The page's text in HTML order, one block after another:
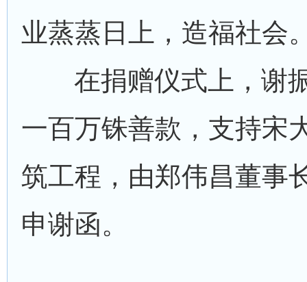
业蒸蒸日上，造福社会
在捐赠仪式上，谢
一百万铢善款，支持宋
筑工程，由郑伟昌董事
申谢函。